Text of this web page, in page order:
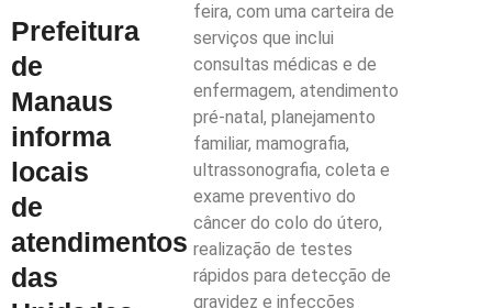
Prefeitura
de
Manaus
informa
locais
de
atendimentos
das
feira, com uma carteira de
serviços que inclui
consultas médicas e de
enfermagem, atendimento
pré-natal, planejamento
familiar, mamografia,
ultrassonografia, coleta e
exame preventivo do
câncer do colo do útero,
realização de testes
rápidos para detecção de
gravidez e infecções